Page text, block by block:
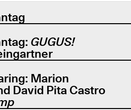
GUGUS!
Marion
David Pita Castro